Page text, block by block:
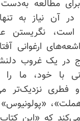
مطالعه
در آن نیاز به
است، نگریستن
ارغوانی
در یک غروب
با خود، ما
و فطری نزدیک‌تر
«پولونیوس»